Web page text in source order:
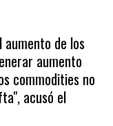
de los
aumento
commodities no
acusó el